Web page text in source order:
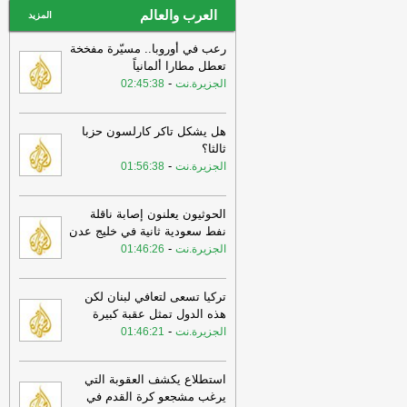
العرب والعالم المزيد
رعب في أوروبا.. مسيّرة مفخخة
تعطل مطارا ألمانياً
الجزيرة.نت -
02:45:38
هل يشكل تاكر كارلسون حزبا
ثالثا؟
الجزيرة.نت -
01:56:38
الحوثيون يعلنون إصابة ناقلة
نفط سعودية ثانية في خليج عدن
الجزيرة.نت -
01:46:26
تركيا تسعى لتعافي لبنان لكن
هذه الدول تمثل عقبة كبيرة
الجزيرة.نت -
01:46:21
استطلاع يكشف العقوبة التي
يرغب مشجعو كرة القدم في